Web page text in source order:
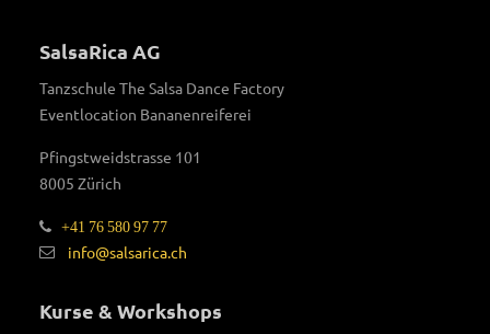
SalsaRica AG
Tanzschule The Salsa Dance Factory
Eventlocation Bananenreiferei
Pfingstweidstrasse 101
8005 Zürich
+41 76 580 97 77
info@salsarica.ch
Kurse & Workshops